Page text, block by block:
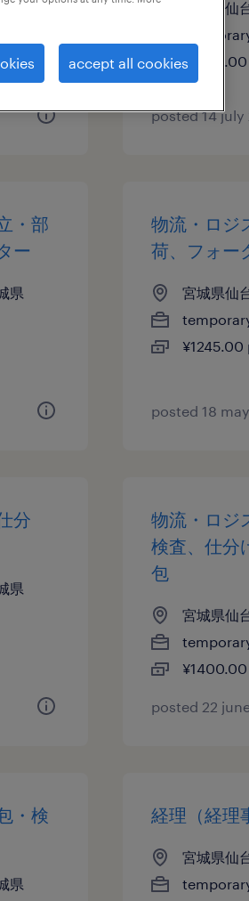
県
宮城県仙
posted 14 july
・部
ー
県
物流・ロジ
荷、フォー
宮城県仙
posted 18
分
県
物流・ロジ
検査、仕分
包
宮城県仙
posted 22
・検
県
経理（経理
宮城県仙
accept all cookies